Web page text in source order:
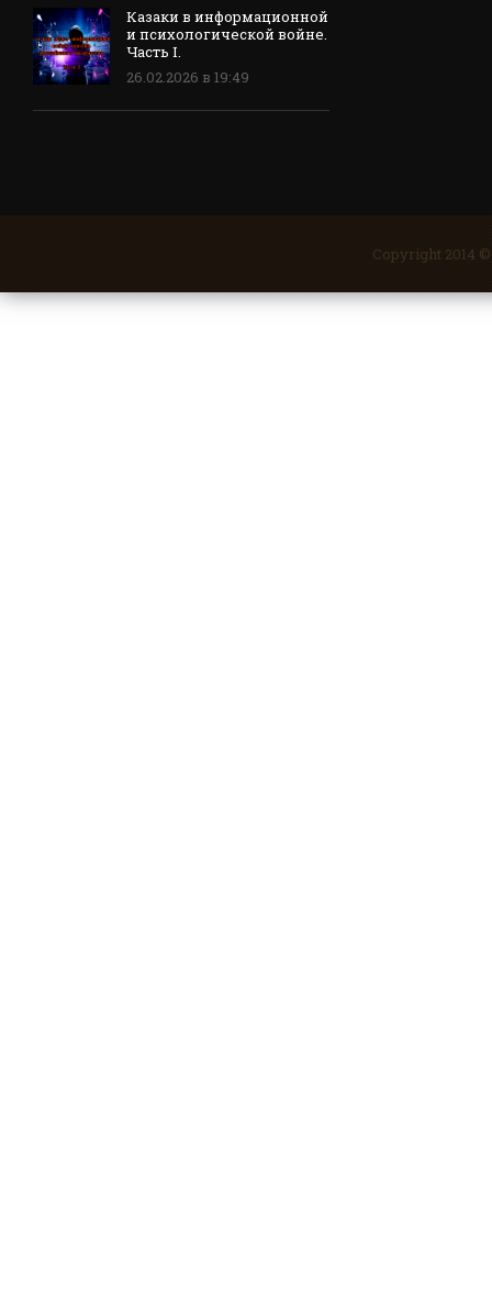
Казаки в информационной
и психологической войне.
Часть I.
26.02.2026 в 19:49
Copyright 2014